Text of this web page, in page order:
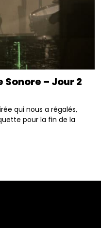
– Jour 2
qui nous a régalés,
pour la fin de la